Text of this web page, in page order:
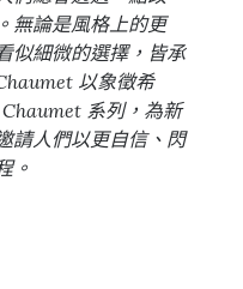
無論是風格上的更
似細微的選擇，皆承
以象徵希
系列，為新
請人們以更自信、閃
。